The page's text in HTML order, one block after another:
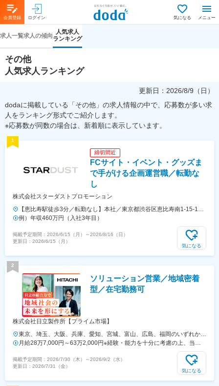
会員登録 ログイン 気になる メニュー
求人一覧求人の傾向
人気求人
ランキング
その他
人気求人ランキング
更新日： 2026/8/9（日）
dodaに掲載している「その他」の求人情報の中で、応募数が多い求
人をランキング形式でご紹介します。
※応募数が同数の場合は、新着順に表示しています。
1
締切間近
FCサイト・イベント・グッズま
で手がける企画運営職／転勤な
し
株式会社スターダストプロモーション
【恵比寿駅徒歩3分／転勤なし】本社／東京都渋谷区恵比寿南1-15-1◎
アクセス・東京メトロ日比谷線「恵比寿駅」より徒歩3分・JR「恵比寿
駅」より徒歩5分・東急東横線「代官山駅」より徒歩10分※受動喫煙対
策：敷地内禁煙
例）年収460万円（入社3年目）
掲載予定期間： 2026/6/15（月） ～2026/8/16（日）
更新日： 2026/6/15（月）
気になる
2
ソリューション営業／地域密着
型／在宅勤務可
株式会社日立製作所【プライム市場】
東京、埼玉、大阪、兵庫、愛知、宮城、富山、広島、福岡のいずれかの
拠点勤務■関東支社東京都台東区東上野2-16-1 上野イーストタワー10階
■北関東支店埼玉県さいたま市大宮区桜木町一丁目10番地16 シーノ大
宮ノースウィング8階■関西支社大阪府大阪市北区中之島二丁目3番18号
中之島フェスティバルタワー32階■神戸支店兵庫県神戸市中央区雲井通
月給28万7,000円～63万2,000円※経験・能力を十分に考慮の上、当社
掲載予定期間： 2026/7/30（木） ～2026/9/2（水）
更新日： 2026/7/31（金）
気になる